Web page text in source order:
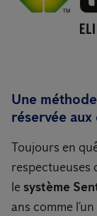
Une
réservée
Toujours en
respectueuses
lesystème
ans comme